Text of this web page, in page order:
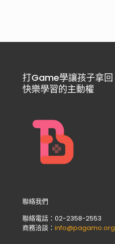
打Game學讓孩子拿回
快樂學習的主動權
聯絡我們
聯絡電話：02-2358-2553
商務洽談： info@pagamo.org